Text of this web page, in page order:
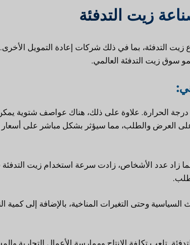
زيت التدفئة
التدفئة، بما في ذلك شركات إعادة التمويل الأخرى.
سوق زيت التدفئة العالمي.
الحرارة. علاوة على ذلك، هناك عواصف شتوية
على العرض والطلب، مما سيؤثر بشكل مباشر على
زاد عدد الأشخاص، زادت سرعة استخدام زيت
وحتى التغيرات المناخية، بالإضافة إلى كمية
تلعب تكلفة الإنتاج وممارسة الأعمال التجارية